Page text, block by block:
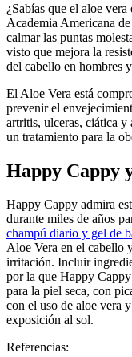
¿Sabías que el aloe
Academia Americana
calmar las puntas
visto que mejora la
del cabello en hombres
El Aloe Vera está
prevenir el
artritis, ulceras, ciática y
un tratamiento para la
Happy Cappy
Happy Cappy admira
durante miles de años
champú diario y gel de
Aloe Vera en el cabello
irritación. Incluir
por la que Happy
para la piel seca, con
con el uso de aloe vera
exposición al sol.
Referencias: